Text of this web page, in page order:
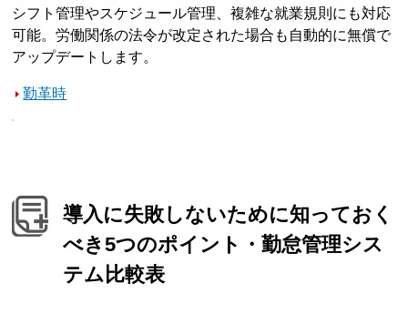
シフト管理やスケジュール管理、複雑な就業規則にも対応
可能。労働関係の法令が改定された場合も自動的に無償で
アップデートします。
勤革時
導入に失敗しないために知っておく
べき5つのポイント・勤怠管理シス
テム比較表